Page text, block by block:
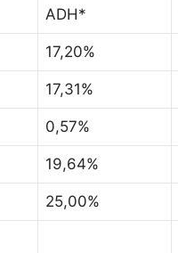
ADH*
17,20%
17,31%
0,57%
19,64%
25,00%